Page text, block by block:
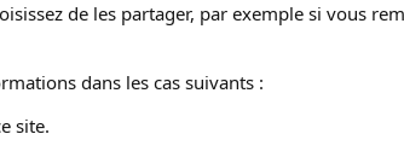
de les partager, par exemple si vous
dans les cas suivants :
site.